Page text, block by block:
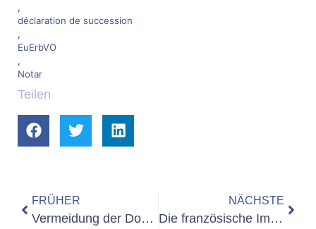
,
déclaration de succession
,
EuErbVO
,
Notar
Teilen
FRÜHER
Vermeidung der Doppelbesteuerung von deutsch-französischen Nachlässen
NÄCHSTE
Die französische Immobilie im Nachlass